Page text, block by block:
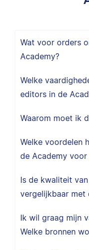
Wat voor orders
Academy?
Welke
editors in de
Waarom moet ik
Welke voordelen
de Academy voor
Is de kwaliteit
vergelijkbaar met
Ik wil graag mijn
Welke bronnen